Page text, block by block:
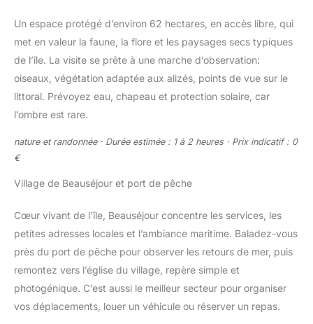
Un espace protégé d’environ 62 hectares, en accès libre, qui
met en valeur la faune, la flore et les paysages secs typiques
de l’île. La visite se prête à une marche d’observation:
oiseaux, végétation adaptée aux alizés, points de vue sur le
littoral. Prévoyez eau, chapeau et protection solaire, car
l’ombre est rare.
nature et randonnée · Durée estimée : 1 à 2 heures · Prix indicatif : 0
€
Village de Beauséjour et port de pêche
Cœur vivant de l’île, Beauséjour concentre les services, les
petites adresses locales et l’ambiance maritime. Baladez-vous
près du port de pêche pour observer les retours de mer, puis
remontez vers l’église du village, repère simple et
photogénique. C’est aussi le meilleur secteur pour organiser
vos déplacements, louer un véhicule ou réserver un repas.